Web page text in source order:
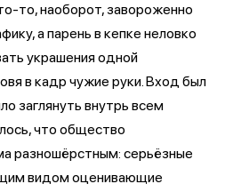
то, наоборот, завороженно
а парень в кепке неловко
украшения одной
в кадр чужие руки. Вход был
заглянуть внутрь всем
что общество
разношёрстным: серьёзные
видом оценивающие